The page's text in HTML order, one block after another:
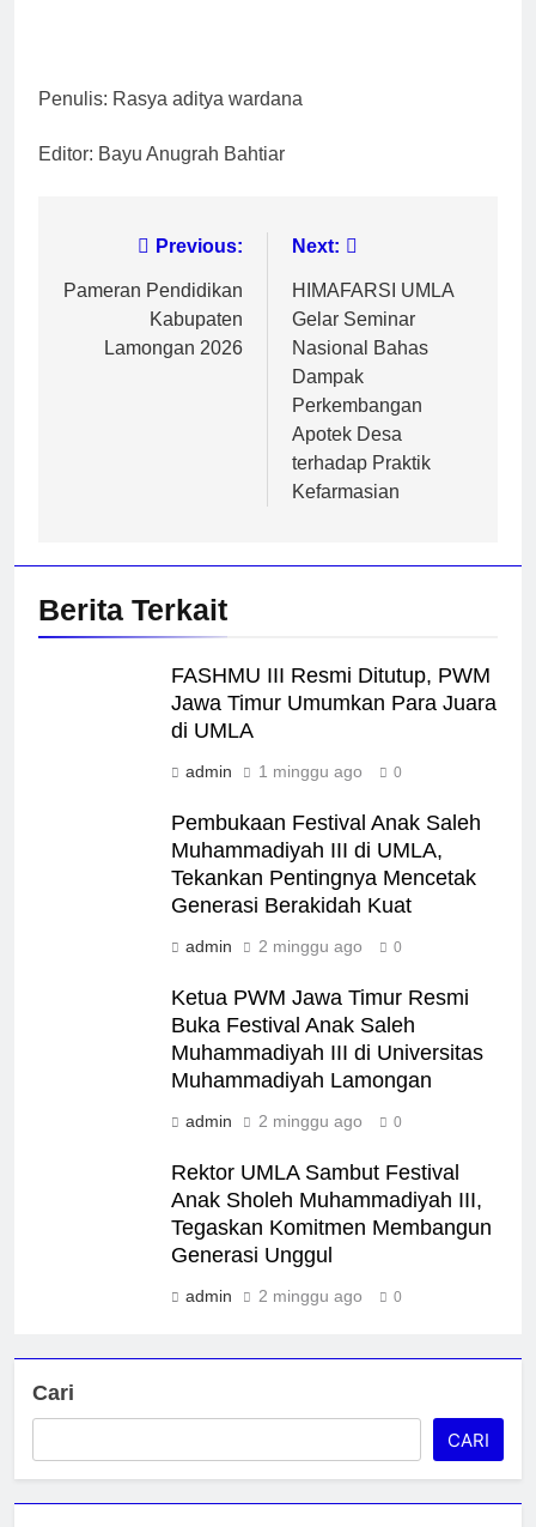
Penulis: Rasya aditya wardana
Editor: Bayu Anugrah Bahtiar
Navigasi
pos
Previous:
Pameran Pendidikan
Kabupaten
Lamongan 2026
Next:
HIMAFARSI UMLA
Gelar Seminar
Nasional Bahas
Dampak
Perkembangan
Apotek Desa
terhadap Praktik
Kefarmasian
Berita Terkait
FASHMU III Resmi Ditutup, PWM
Jawa Timur Umumkan Para Juara
di UMLA
admin 1 minggu ago 0
Pembukaan Festival Anak Saleh
Muhammadiyah III di UMLA,
Tekankan Pentingnya Mencetak
Generasi Berakidah Kuat
admin 2 minggu ago 0
Ketua PWM Jawa Timur Resmi
Buka Festival Anak Saleh
Muhammadiyah III di Universitas
Muhammadiyah Lamongan
admin 2 minggu ago 0
Rektor UMLA Sambut Festival
Anak Sholeh Muhammadiyah III,
Tegaskan Komitmen Membangun
Generasi Unggul
admin 2 minggu ago 0
Cari
CARI